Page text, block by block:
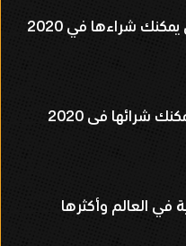
شراءها في 2020
في العالم وأكثرها